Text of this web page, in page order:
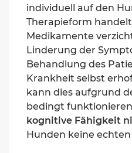
individuell auf den
Therapieform
Medikamente
Linderung der
Behandlung des
Krankheit selbst
kann dies aufgrund
bedingt
kognitive Fähigkeit
Hunden keine